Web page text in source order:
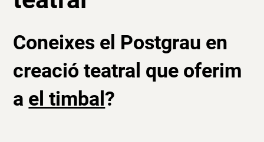
Coneixes el Postgrau en
creació teatral que oferim
a el timbal?